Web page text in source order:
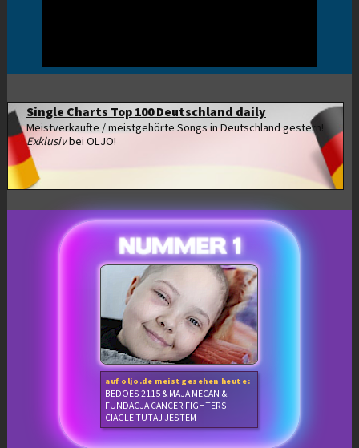
Single Charts Top 100 Deutschland daily
Meistverkaufte / meistgehörte Songs in Deutschland gestern!
Exklusivbei OLJO!
auf oljo.de meistgesehen heute:
BEDOES 2115 & MAJA MECAN &
FUNDACJA CANCER FIGHTERS -
CIAGLE TUTAJ JESTEM